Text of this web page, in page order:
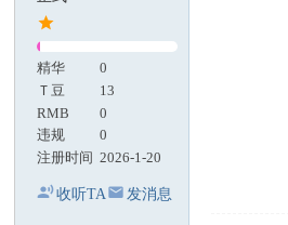
精华
0
Ｔ豆
13
RMB
0
违规
0
注册时间 2026-1-20
收听TA 发消息